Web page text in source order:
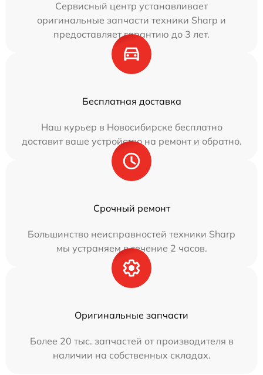
Сервисный центр устанавливает
оригинальные запчасти техники Sharp и
предоставляет гарантию до 3 лет.
Бесплатная доставка
Наш курьер в Новосибирске бесплатно
доставит ваше устройство на ремонт и обратно.
Срочный ремонт
Большинство неисправностей техники Sharp
мы устраняем в течение 2 часов.
Оригинальные запчасти
Более 20 тыс. запчастей от производителя в
наличии на собственных складах.